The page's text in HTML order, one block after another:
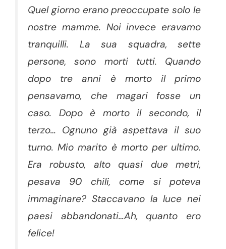
Quel giorno erano preoccupate solo le
nostre mamme. Noi invece eravamo
tranquilli. La sua squadra, sette
persone, sono morti tutti. Quando
dopo tre anni è morto il primo
pensavamo, che magari fosse un
caso. Dopo è morto il secondo, il
terzo… Ognuno già aspettava il suo
turno. Mio marito è morto per ultimo.
Era robusto, alto quasi due metri,
pesava 90 chili, come si poteva
immaginare? Staccavano la luce nei
paesi abbandonati…Ah, quanto ero
felice!